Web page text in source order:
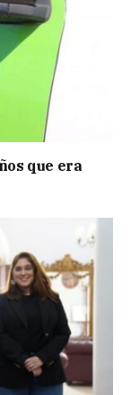
que era